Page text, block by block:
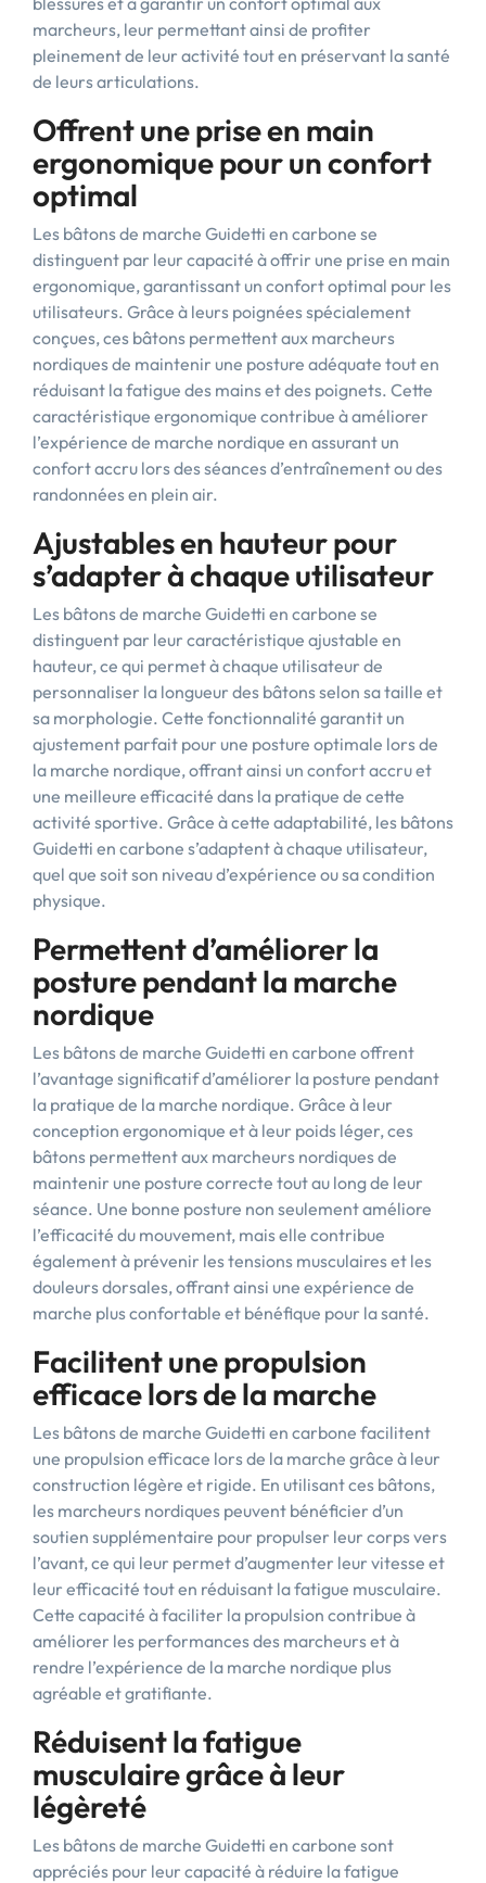
marcheurs, leur permettant ainsi de profiter
pleinement de leur activité tout en préservant la santé
de leurs articulations.
Offrent une prise en main
ergonomique pour un confort
optimal
Les bâtons de marche Guidetti en carbone se
distinguent par leur capacité à offrir une prise en main
ergonomique, garantissant un confort optimal pour les
utilisateurs. Grâce à leurs poignées spécialement
conçues, ces bâtons permettent aux marcheurs
nordiques de maintenir une posture adéquate tout en
réduisant la fatigue des mains et des poignets. Cette
caractéristique ergonomique contribue à améliorer
l’expérience de marche nordique en assurant un
confort accru lors des séances d’entraînement ou des
randonnées en plein air.
Ajustables en hauteur pour
s’adapter à chaque utilisateur
Les bâtons de marche Guidetti en carbone se
distinguent par leur caractéristique ajustable en
hauteur, ce qui permet à chaque utilisateur de
personnaliser la longueur des bâtons selon sa taille et
sa morphologie. Cette fonctionnalité garantit un
ajustement parfait pour une posture optimale lors de
la marche nordique, offrant ainsi un confort accru et
une meilleure efficacité dans la pratique de cette
activité sportive. Grâce à cette adaptabilité, les bâtons
Guidetti en carbone s’adaptent à chaque utilisateur,
quel que soit son niveau d’expérience ou sa condition
physique.
Permettent d’améliorer la
posture pendant la marche
nordique
Les bâtons de marche Guidetti en carbone offrent
l’avantage significatif d’améliorer la posture pendant
la pratique de la marche nordique. Grâce à leur
conception ergonomique et à leur poids léger, ces
bâtons permettent aux marcheurs nordiques de
maintenir une posture correcte tout au long de leur
séance. Une bonne posture non seulement améliore
l’efficacité du mouvement, mais elle contribue
également à prévenir les tensions musculaires et les
douleurs dorsales, offrant ainsi une expérience de
marche plus confortable et bénéfique pour la santé.
Facilitent une propulsion
efficace lors de la marche
Les bâtons de marche Guidetti en carbone facilitent
une propulsion efficace lors de la marche grâce à leur
construction légère et rigide. En utilisant ces bâtons,
les marcheurs nordiques peuvent bénéficier d’un
soutien supplémentaire pour propulser leur corps vers
l’avant, ce qui leur permet d’augmenter leur vitesse et
leur efficacité tout en réduisant la fatigue musculaire.
Cette capacité à faciliter la propulsion contribue à
améliorer les performances des marcheurs et à
rendre l’expérience de la marche nordique plus
agréable et gratifiante.
Réduisent la fatigue
musculaire grâce à leur
légèreté
Les bâtons de marche Guidetti en carbone sont
appréciés pour leur capacité à réduire la fatigue